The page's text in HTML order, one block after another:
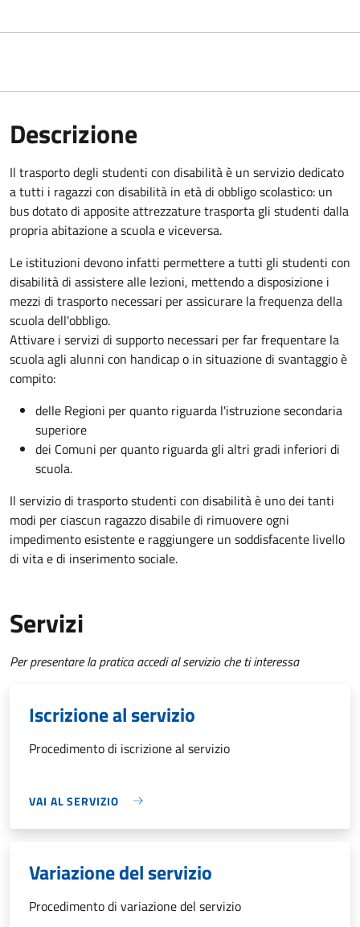
Descrizione
Il trasporto degli studenti con disabilità è un servizio dedicato
a tutti i ragazzi con disabilità in età di obbligo scolastico: un
bus dotato di apposite attrezzature trasporta gli studenti dalla
propria abitazione a scuola e viceversa.
Le istituzioni devono infatti permettere a tutti gli studenti con
disabilità di assistere alle lezioni, mettendo a disposizione i
mezzi di trasporto necessari per assicurare la frequenza della
scuola dell'obbligo.
Attivare i servizi di supporto necessari per far frequentare la
scuola agli alunni con handicap o in situazione di svantaggio è
compito:
delle Regioni per quanto riguarda l'istruzione secondaria
superiore
dei Comuni per quanto riguarda gli altri gradi inferiori di
scuola.
Il servizio di trasporto studenti con disabilità è uno dei tanti
modi per ciascun ragazzo disabile di rimuovere ogni
impedimento esistente e raggiungere un soddisfacente livello
di vita e di inserimento sociale.
Servizi
Per presentare la pratica accedi al servizio che ti interessa
Iscrizione al servizio
Procedimento di iscrizione al servizio
VAI AL SERVIZIO
Variazione del servizio
Procedimento di variazione del servizio